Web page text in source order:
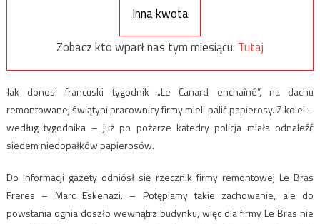
Inna kwota
Zobacz kto wparł nas tym miesiącu: Tutaj
Jak donosi francuski tygodnik „Le Canard enchaîné”, na dachu
remontowanej świątyni pracownicy firmy mieli palić papierosy. Z kolei –
według tygodnika – już po pożarze katedry policja miała odnaleźć
siedem niedopałków papierosów.
Do informacji gazety odniósł się rzecznik firmy remontowej Le Bras
Freres – Marc Eskenazi. – Potępiamy takie zachowanie, ale do
powstania ognia doszło wewnątrz budynku, więc dla firmy Le Bras nie